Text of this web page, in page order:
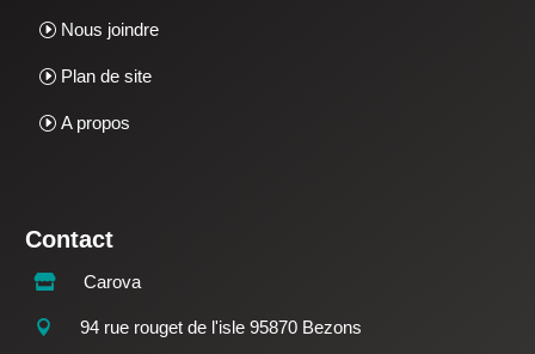
Nous joindre
Plan de site
A propos
Contact
 Carova
 94 rue rouget de l'isle 95870 Bezons